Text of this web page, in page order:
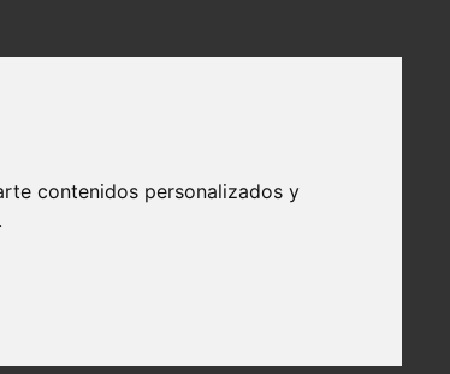
contenidos personalizados y
del soldado Diego Alatriste, interpretado por